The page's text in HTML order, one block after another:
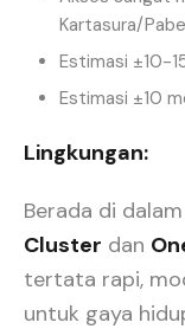
Kartasura/
Estimasi ±10-
Estimasi ±10
Lingkungan:
Berada di
Cluster dan
tertata rapi,
untuk gaya